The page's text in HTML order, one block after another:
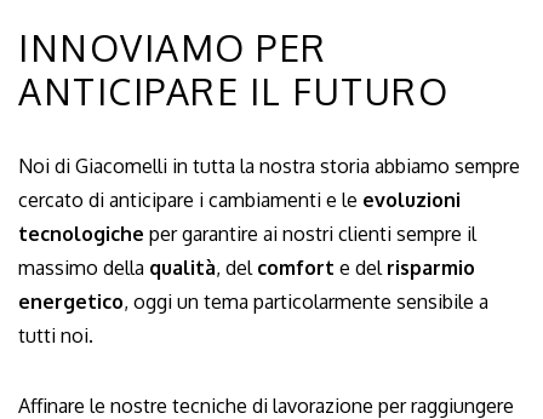
INNOVIAMO PER
ANTICIPARE IL FUTURO
Noi di Giacomelli in tutta la nostra storia abbiamo sempre
cercato di anticipare i cambiamenti e le evoluzioni
tecnologiche per garantire ai nostri clienti sempre il
massimo della qualità, del comfort e del risparmio
energetico, oggi un tema particolarmente sensibile a
tutti noi.
Affinare le nostre tecniche di lavorazione per raggiungere